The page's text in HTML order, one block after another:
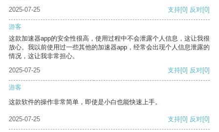
2025-07-25
支持[0] 反对[0]
游客
这款加速器app的安全性很高，使用过程中不会泄露个人信息，这让我很
放心。我以前使用过一些其他的加速器app，经常会出现个人信息泄露的
情况，这让我非常担心。
2025-07-25
支持[0] 反对[0]
游客
这款软件的操作非常简单，即使是小白也能快速上手。
2025-07-25 支持[0] 反对[0]